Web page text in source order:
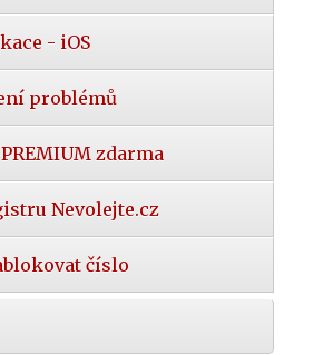
- iOS
problémů
zdarma
Nevolejte.cz
číslo